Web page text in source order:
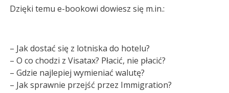
Dzięki temu e-bookowi dowiesz się m.in.:
– Jak dostać się z lotniska do hotelu?
– O co chodzi z Visatax? Płacić, nie płacić?
– Gdzie najlepiej wymieniać walutę?
– Jak sprawnie przejść przez Immigration?